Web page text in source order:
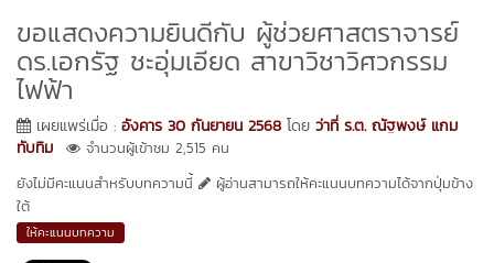
ขอแสดงความยินดีกับ ผู้ช่วยศาสตราจารย์
ดร.เอกรัฐ ชะอุ่มเอียด สาขาวิชาวิศวกรรม
ไฟฟ้า
เผยแพร่เมื่อ : อังคาร 30 กันยายน 2568 โดย ว่าที่ ร.ต. ณัฐพงษ์ แกม
ทับทิม
จำนวนผู้เข้าชม 2,515 คน
ยังไม่มีคะแนนสำหรับบทความนี้
ผู้อ่านสามารถให้คะแนนบทความได้จากปุ่มข้าง
ใต้
ให้คะแนนบทความ